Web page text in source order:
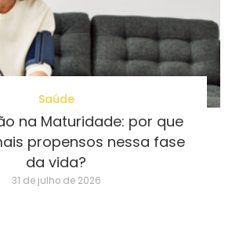
Saúde
na Maturidade: por que
propensos nessa fase
da vida?
31 de julho de 2026